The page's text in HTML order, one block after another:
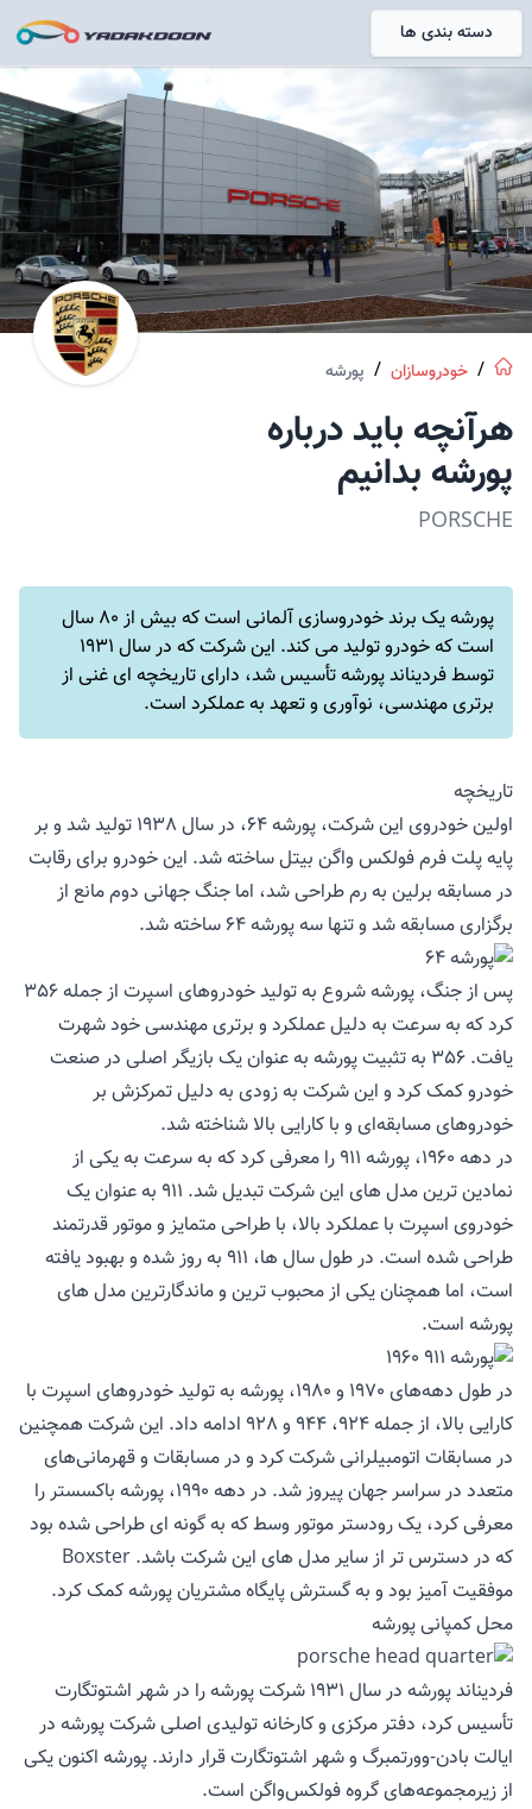
دسته بندی ها خانه
/ خودروسازان / پورشه
هرآنچه باید درباره
پورشه بدانیم
PORSCHE
پورشه یک برند خودروسازی آلمانی است که بیش از 80 سال
است که خودرو تولید می کند. این شرکت که در سال 1931
توسط فردیناند پورشه تأسیس شد، دارای تاریخچه ای غنی از
برتری مهندسی، نوآوری و تعهد به عملکرد است.
تاریخچه
اولین خودروی این شرکت، پورشه 64، در سال 1938 تولید شد و بر
پایه پلت فرم فولکس واگن بیتل ساخته شد. این خودرو برای رقابت
در مسابقه برلین به رم طراحی شد، اما جنگ جهانی دوم مانع از
برگزاری مسابقه شد و تنها سه پورشه 64 ساخته شد.
پس از جنگ، پورشه شروع به تولید خودروهای اسپرت از جمله 356
کرد که به سرعت به دلیل عملکرد و برتری مهندسی خود شهرت
یافت. 356 به تثبیت پورشه به عنوان یک بازیگر اصلی در صنعت
خودرو کمک کرد و این شرکت به زودی به دلیل تمرکزش بر
خودروهای مسابقه‌ای و با کارایی بالا شناخته شد.
در دهه 1960، پورشه 911 را معرفی کرد که به سرعت به یکی از
نمادین ترین مدل های این شرکت تبدیل شد. 911 به عنوان یک
خودروی اسپرت با عملکرد بالا، با طراحی متمایز و موتور قدرتمند
طراحی شده است. در طول سال ها، 911 به روز شده و بهبود یافته
است، اما همچنان یکی از محبوب ترین و ماندگارترین مدل های
پورشه است.
در طول دهه‌های 1970 و 1980، پورشه به تولید خودروهای اسپرت با
کارایی بالا، از جمله 924، 944 و 928 ادامه داد. این شرکت همچنین
در مسابقات اتومبیلرانی شرکت کرد و در مسابقات و قهرمانی‌های
متعدد در سراسر جهان پیروز شد. در دهه 1990، پورشه باکسستر را
معرفی کرد، یک رودستر موتور وسط که به گونه ای طراحی شده بود
که در دسترس تر از سایر مدل های این شرکت باشد. Boxster
موفقیت آمیز بود و به گسترش پایگاه مشتریان پورشه کمک کرد.
محل کمپانی پورشه
فردیناند پورشه در سال ۱۹۳۱ شرکت پورشه را در شهر اشتوتگارت
تأسیس کرد، دفتر مرکزی و کارخانه تولیدی اصلی شرکت پورشه در
ایالت بادن-وورتمبرگ و شهر اشتوتگارت قرار دارند. پورشه اکنون یکی
از زیرمجموعه‌های گروه فولکس‌واگن است.